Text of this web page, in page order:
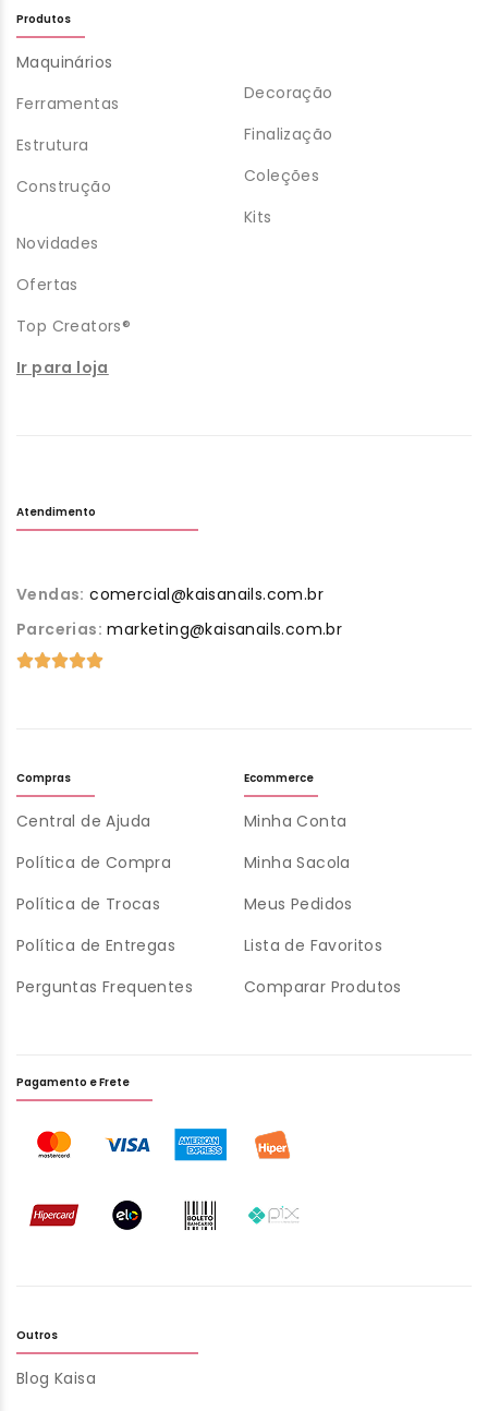
Produtos
Maquinários
Ferramentas
Estrutura
Construção
Decoração
Finalização
Coleções
Kits
Novidades
Ofertas
Top Creators®
Ir para loja
Atendimento
Vendas: comercial@kaisanails.com.br
Parcerias: marketing@kaisanails.com.br
Compras
Central de Ajuda
Política de Compra
Política de Trocas
Política de Entregas
Perguntas Frequentes
Ecommerce
Minha Conta
Minha Sacola
Meus Pedidos
Lista de Favoritos
Comparar Produtos
Outros
Blog Kaisa
Pagamento e Frete